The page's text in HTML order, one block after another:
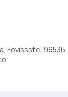
Fovissste, 96536